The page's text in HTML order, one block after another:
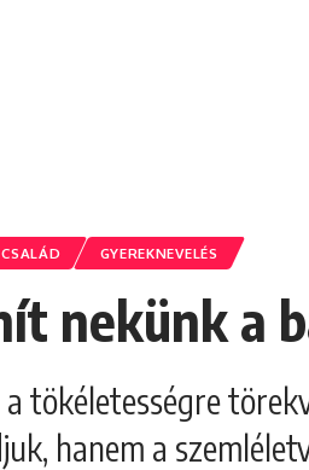
CSALÁD GYEREKNEVELÉS
nekünk a
tökéletességre
hanem a